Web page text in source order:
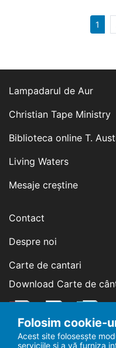
1
Lampadarul de Aur
Christian Tape Ministry
Biblioteca online T.
Living Waters
Mesaje creștine
Contact
Despre noi
Carte de cantari
Download Carte de
Folosim cookie-
Acest site folosesște
serviciile și a vă furniza